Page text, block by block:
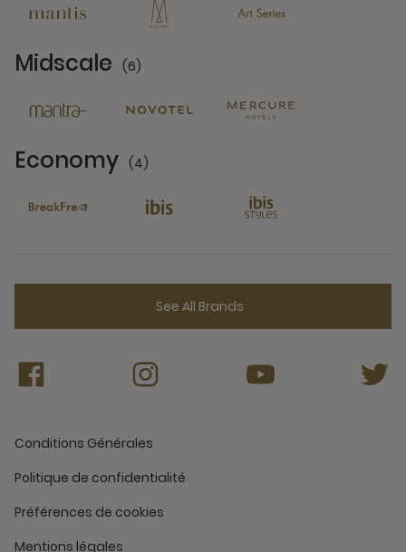
Midscale (6)
Economy (4)
See All Brands
Conditions Générales
Politique de confidentialité
Préférences de cookies
Mentions légales